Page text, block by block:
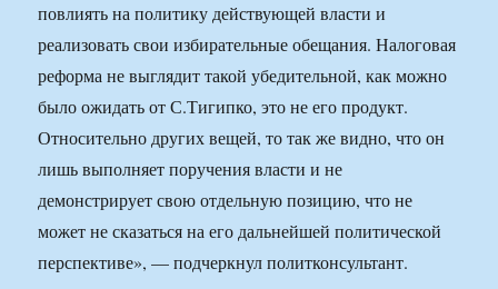
повлиять на политику действующей власти и
реализовать свои избирательные обещания. Налоговая
реформа не выглядит такой убедительной, как можно
было ожидать от С.Тигипко, это не его продукт.
Относительно других вещей, то так же видно, что он
лишь выполняет поручения власти и не
демонстрирует свою отдельную позицию, что не
может не сказаться на его дальнейшей политической
перспективе», — подчеркнул политконсультант.